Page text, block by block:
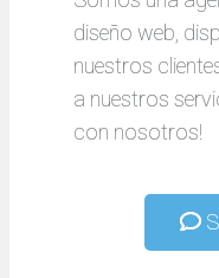
diseño web,
nuestros
a nuestros
con nosotros!